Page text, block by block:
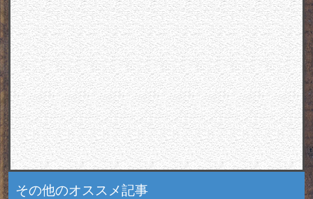
その他のオススメ記事